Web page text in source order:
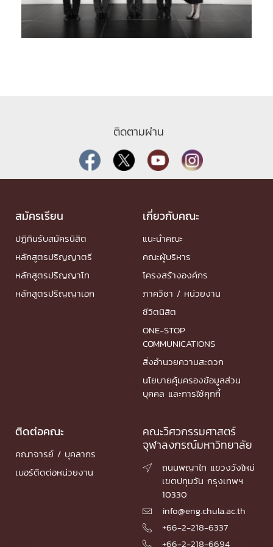
ติดตามผ่าน
สมัครเรียน
ปฏิทินรับสมัครนิสิต
หลักสูตรปริญญาตรี
หลักสูตรปริญญาโท
หลักสูตรปริญญาเอก
เกี่ยวกับคณะ
แนะนำคณะ
คณะผู้บริหาร
โครงสร้างองค์กร
ภาควิชา / หน่วยงาน
ชีวิตนิสิต
ONE-STOP
COMMUNICATIONS
สิ่งอำนวยความสะดวก
นโยบายคุ้มครองข้อมูลส่วน
บุคคล และการใช้คุกกี้
ติดต่อคณะ
คณาจารย์ / บุคลากร
เบอร์ติดต่อหน่วยงาน
คณะวิศวกรรมศาสตร์
จุฬาลงกรณ์มหาวิทยาลัย

ถนนพญาไท แขวงวังใหม่
เขตปทุมวัน กรุงเทพฯ
10330
 info@eng.chula.ac.th
 +66-2-218-6337
 +66-2-218-6694